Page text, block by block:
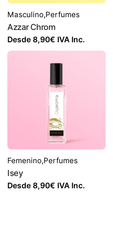
Masculino,Perfumes
Azzar Chrom
Desde 8,90€ IVA Inc.
Femenino,Perfumes
Isey
Desde 8,90€ IVA Inc.